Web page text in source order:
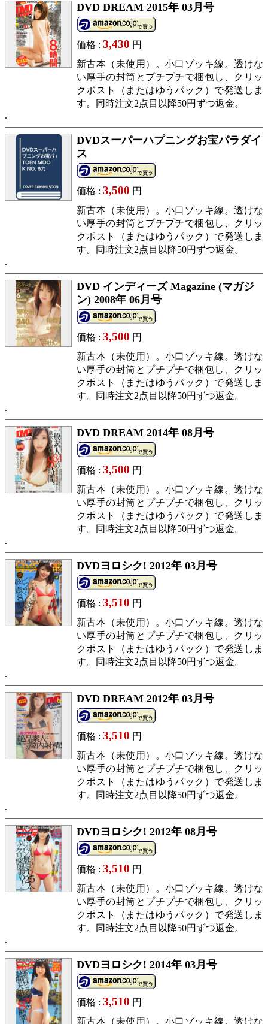
DVD DREAM 2015年 03月号
価格 : 3,430 円
新古本（未使用）。小口ゾッキ線。透けな
い厚手の封筒とプチプチで梱包し、クリッ
クポスト（またはゆうパック）で発送しま
す。同時注文2点目以降50円ずつ返金。
DVDスーパーハプニングお宝パラダイ
ス
価格 : 3,500 円
新古本（未使用）。小口ゾッキ線。透けな
い厚手の封筒とプチプチで梱包し、クリッ
クポスト（またはゆうパック）で発送しま
す。同時注文2点目以降50円ずつ返金。
DVD インディーズ Magazine (マガジ
ン) 2008年 06月号
価格 : 3,500 円
新古本（未使用）。小口ゾッキ線。透けな
い厚手の封筒とプチプチで梱包し、クリッ
クポスト（またはゆうパック）で発送しま
す。同時注文2点目以降50円ずつ返金。
DVD DREAM 2014年 08月号
価格 : 3,500 円
新古本（未使用）。小口ゾッキ線。透けな
い厚手の封筒とプチプチで梱包し、クリッ
クポスト（またはゆうパック）で発送しま
す。同時注文2点目以降50円ずつ返金。
DVDヨロシク! 2012年 03月号
価格 : 3,510 円
新古本（未使用）。小口ゾッキ線。透けな
い厚手の封筒とプチプチで梱包し、クリッ
クポスト（またはゆうパック）で発送しま
す。同時注文2点目以降50円ずつ返金。
DVD DREAM 2012年 03月号
価格 : 3,510 円
新古本（未使用）。小口ゾッキ線。透けな
い厚手の封筒とプチプチで梱包し、クリッ
クポスト（またはゆうパック）で発送しま
す。同時注文2点目以降50円ずつ返金。
DVDヨロシク! 2012年 08月号
価格 : 3,510 円
新古本（未使用）。小口ゾッキ線。透けな
い厚手の封筒とプチプチで梱包し、クリッ
クポスト（またはゆうパック）で発送しま
す。同時注文2点目以降50円ずつ返金。
DVDヨロシク! 2014年 03月号
価格 : 3,510 円
新古本（未使用）。小口ゾッキ線。透けな